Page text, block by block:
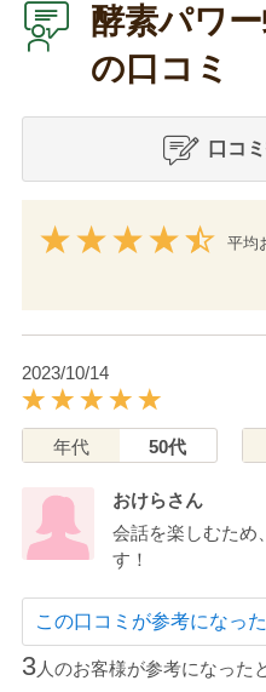
酵素パワ
の口コミ
口コ
平均
2023/10/14
年代 50代
おけらさん
会話を楽しむため
す！
この口コミが参考になった
3人のお客様が参考になった